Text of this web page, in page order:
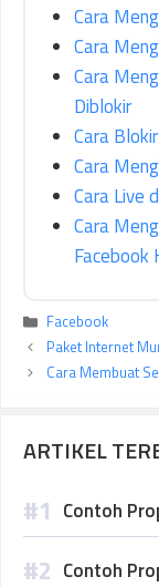
Cara
Cara
Cara
Diblokir
Cara
Cara
Cara Live
Cara
Facebook
Kategori
Facebook
Paket Internet
Cara Membuat
ARTIKEL
Contoh
Contoh